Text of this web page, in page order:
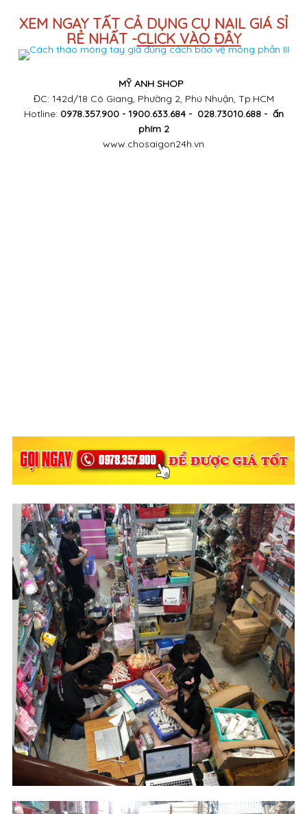
XEM NGAY TẤT CẢ DỤNG CỤ NAIL GIÁ SỈ
RẺ NHẤT -CLICK VÀO ĐÂY
MỸ ANH SHOP
ĐC: 142d/18 Cô Giang, Phường 2, Phú Nhuận, Tp.HCM
Hotline: 0978.357.900 - 1900.633.684 - 028.73010.688 - ấn
phím 2
www.chosaigon24h.vn